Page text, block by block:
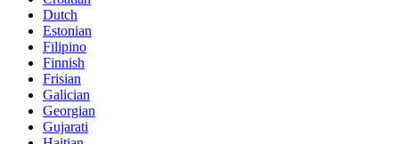
Dutch
Estonian
Filipino
Finnish
Frisian
Galician
Georgian
Gujarati